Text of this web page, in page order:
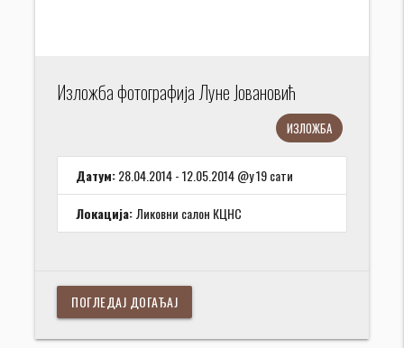
Изложба фотографија Луне Јовановић
ИЗЛОЖБА
Датум:28.04.2014 - 12.05.2014 @у 19 сати
Локација:Ликовни салон КЦНС
ПОГЛЕДАЈ ДОГАЂАЈ